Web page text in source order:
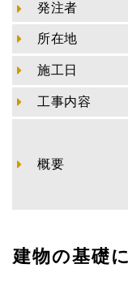
発注者
所在地
施工日
工事内容
概要
建物の基礎